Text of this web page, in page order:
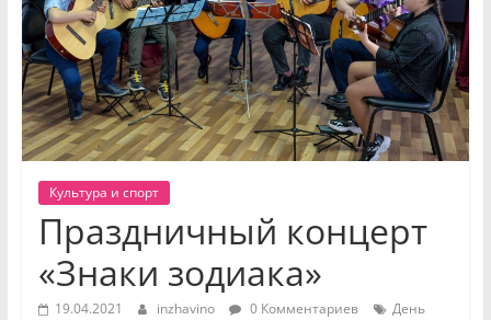
Культура и спорт
Праздничный концерт
«Знаки зодиака»
19.04.2021 inzhavino 0 Комментариев
День